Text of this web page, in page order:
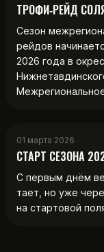
ТРОФИ‑РЕЙД
Сезон
рейдов
2026 года в
01 марта 2026
СТАРТ СЕЗОНА
С первым днём
тает, но уже
на стартовой